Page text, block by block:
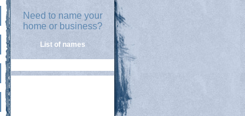
Need to name your
home or business?
List of names